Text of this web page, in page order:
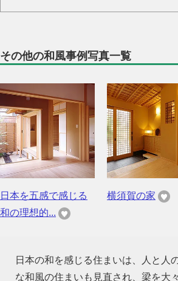
その他の和風事例写真一覧
日本を五感で感じる
和の理想的...
横須賀の家
日本の和を感じる住まいは、人と人
な和風の住まいも見直され、梁を大